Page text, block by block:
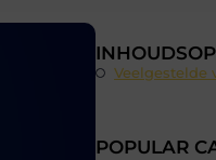
Veelgestelde
POPULAR